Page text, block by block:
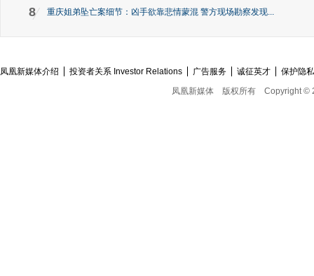
8 重庆姐弟坠亡案细节：凶手欲靠悲情蒙混 警方现场勘察发现...
凤凰新媒体介绍 投资者关系 Investor Relations 广告服务 诚征英才
保护隐
凤凰新媒体
版权所有 Copyright ©